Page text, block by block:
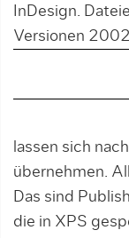
InDesign.
Versionen
lassen sich
übernehmen.
Das sind
die in XPS